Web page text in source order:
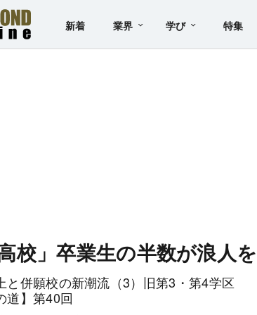
新着 業界 学び 特集
校」卒業生の半数が浪人
と併願校の新潮流（3）旧第3・第4学区
道】第40回